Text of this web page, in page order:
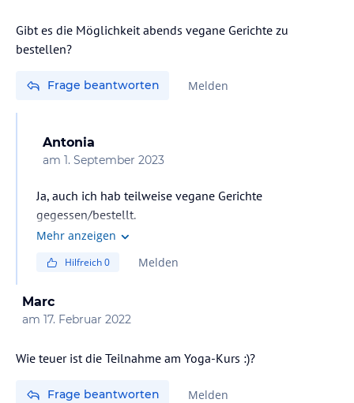
Gibt es die Möglichkeit abends vegane Gerichte zu
bestellen?
Frage beantworten Melden
Antonia
am 1. September 2023
Ja, auch ich hab teilweise vegane Gerichte
gegessen/bestellt.
Mehr anzeigen
Hilfreich0 Melden
Marc
am 17. Februar 2022
Wie teuer ist die Teilnahme am Yoga-Kurs :)?
Frage beantworten Melden